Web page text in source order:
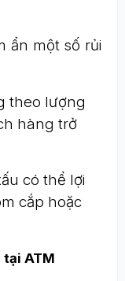
ẩn một số rủi
theo lượng
hàng trở
có thể lợi
cắp hoặc
ATM